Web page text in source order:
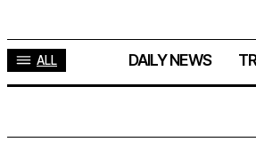
ALL DAILY NEWS